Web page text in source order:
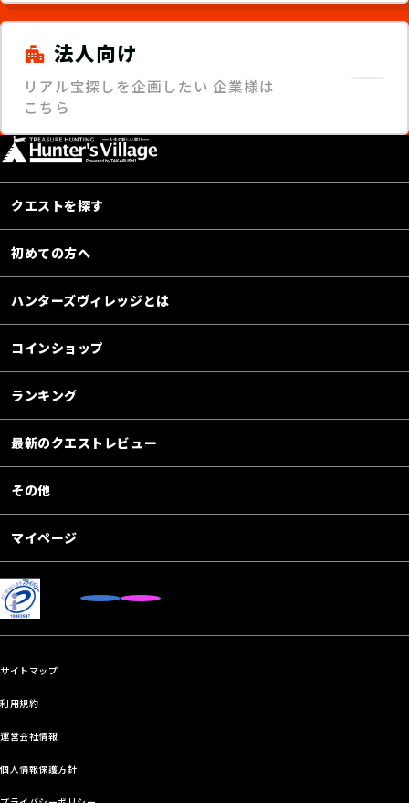
法人向け
リアル宝探しを企画したい 企業様は
こちら
クエストを探す
初めての方へ
ハンターズヴィレッジとは
コインショップ
ランキング
最新のクエストレビュー
その他
マイページ
サイトマップ
利用規約
運営会社情報
個人情報保護方針